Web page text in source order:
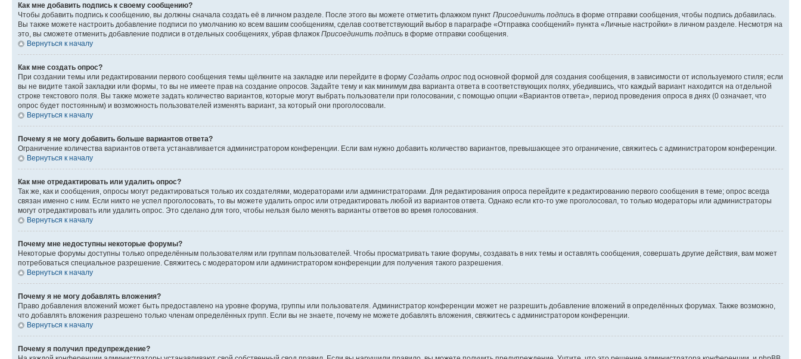
Как мне добавить подпись к своему сообщению?
Чтобы добавить подпись к сообщению, вы должны сначала создать её в личном разделе. После этого вы можете отметить флажком пункт Присоединить подпись в форме отправки сообщения, чтобы подпись добавилась.
Вы также можете настроить добавление подписи по умолчанию ко всем вашим сообщениям, сделав соответствующий выбор в параграфе «Отправка сообщений» пункта «Личные настройки» в личном разделе. Несмотря на
это, вы сможете отменить добавление подписи в отдельных сообщениях, убрав флажок Присоединить подпись в форме отправки сообщения.
Вернуться к началу
Как мне создать опрос?
При создании темы или редактировании первого сообщения темы щёлкните на закладке или перейдите в форму Создать опрос под основной формой для создания сообщения, в зависимости от используемого стиля; если
вы не видите такой закладки или формы, то вы не имеете прав на создание опросов. Задайте тему и как минимум два варианта ответа в соответствующих полях, убедившись, что каждый вариант находится на отдельной
строке текстового поля. Вы также можете задать количество вариантов, которые могут выбрать пользователи при голосовании, с помощью опции «Вариантов ответа», период проведения опроса в днях (0 означает, что
опрос будет постоянным) и возможность пользователей изменять вариант, за который они проголосовали.
Вернуться к началу
Почему я не могу добавить больше вариантов ответа?
Ограничение количества вариантов ответа устанавливается администратором конференции. Если вам нужно добавить количество вариантов, превышающее это ограничение, свяжитесь с администратором конференции.
Вернуться к началу
Как мне отредактировать или удалить опрос?
Так же, как и сообщения, опросы могут редактироваться только их создателями, модераторами или администраторами. Для редактирования опроса перейдите к редактированию первого сообщения в теме; опрос всегда
связан именно с ним. Если никто не успел проголосовать, то вы можете удалить опрос или отредактировать любой из вариантов ответа. Однако если кто-то уже проголосовал, то только модераторы или администраторы
могут отредактировать или удалить опрос. Это сделано для того, чтобы нельзя было менять варианты ответов во время голосования.
Вернуться к началу
Почему мне недоступны некоторые форумы?
Некоторые форумы доступны только определённым пользователям или группам пользователей. Чтобы просматривать такие форумы, создавать в них темы и оставлять сообщения, совершать другие действия, вам может
потребоваться специальное разрешение. Свяжитесь с модератором или администратором конференции для получения такого разрешения.
Вернуться к началу
Почему я не могу добавлять вложения?
Право добавления вложений может быть предоставлено на уровне форума, группы или пользователя. Администратор конференции может не разрешить добавление вложений в определённых форумах. Также возможно,
что добавлять вложения разрешено только членам определённых групп. Если вы не знаете, почему не можете добавлять вложения, свяжитесь с администратором конференции.
Вернуться к началу
Почему я получил предупреждение?